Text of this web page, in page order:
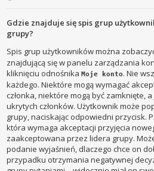
Gdzie znajduje się spis grup
grupy?
Spis grup użytkowników można
znajdującą się w panelu zarządzania
kliknięciu odnośnikaMoje konto. Nie
każdego. Niektóre mogą wymagać
członka, niektóre mogą być zamknięte,
ukrytych członków. Użytkownik może
grupy, naciskając odpowiedni przycisk.
która wymaga akceptacji przyjęcia
zaakceptowana przez lidera grupy.
podanie wyjaśnień, dlaczego chce on
przypadku otrzymania negatywnej